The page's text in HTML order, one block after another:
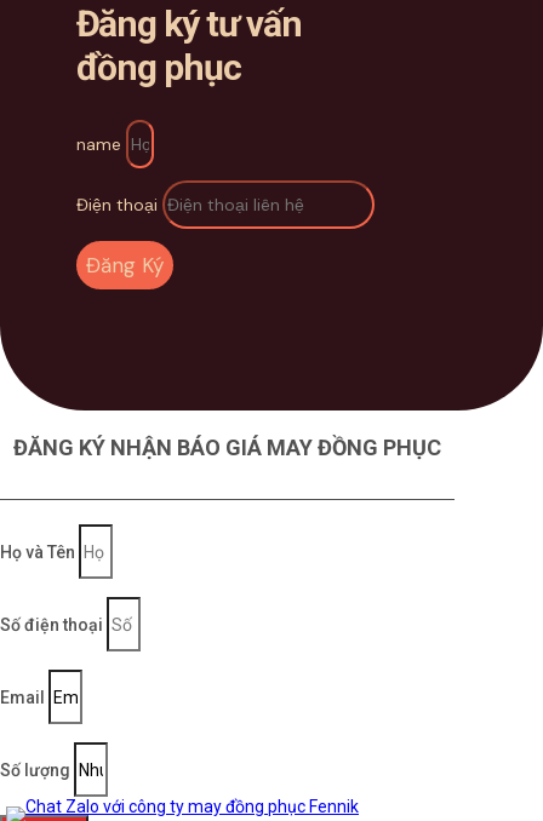
Đăng ký tư vấn
đồng phục
name
Điện thoại
Đăng Ký
ĐĂNG KÝ NHẬN BÁO GIÁ MAY ĐỒNG PHỤC
Họ và Tên
Số điện thoại
Email
Số lượng